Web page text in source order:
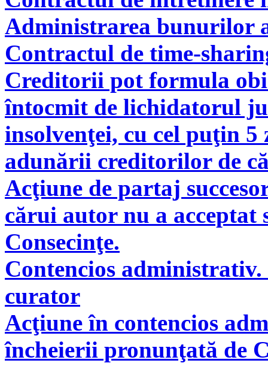
Administrarea bunurilor
Contractul de time-
Creditorii pot formula
întocmit de lichidatorul
insolvenţei, cu cel puţin
adunării creditorilor de
Acţiune de partaj
cărui autor nu a acceptat
Consecinţe.
Contencios
curator
Acţiune în contencios
încheierii pronunţată de